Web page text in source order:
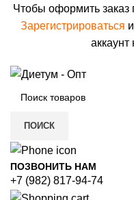
Чтобы оформить
Зарегистрироваться
ПОИСК
ПОЗВОНИТЬ НАМ
+7 (982) 817-94-74